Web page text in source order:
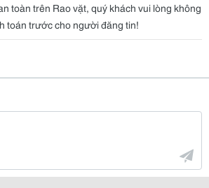
toàn trên Rao vặt, quý khách vui lòng không
toán trước cho người đăng tin!